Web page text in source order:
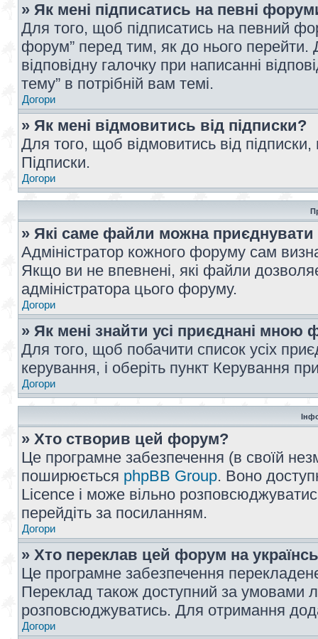
» Як мені підписатись на певні
Для того, щоб підписатись на певний
форум” перед тим, як до нього перейти.
відповідну галочку при написанні
тему” в потрібній вам темі.
Догори
» Як мені відмовитись від підписки?
Для того, щоб відмовитись від
Підписки.
Догори
» Які саме файли можна
Адміністратор кожного форуму сам
Якщо ви не впевнені, які файли
адміністратора цього форуму.
Догори
» Як мені знайти усі приєднані мною
Для того, щоб побачити список усіх
керування, і оберіть пункт Керування
Догори
» Хто створив цей форум?
Це програмне забезпечення (в своїй
поширюється phpBB Group. Воно
Licence і може вільно
перейдіть за посиланням.
Догори
» Хто переклав цей форум на
Це програмне забезпечення
Переклад також доступний за умовами
розповсюджуватись. Для отримання
Догори